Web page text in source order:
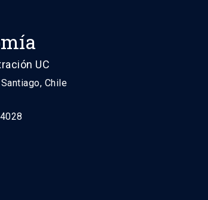
UC
Chile